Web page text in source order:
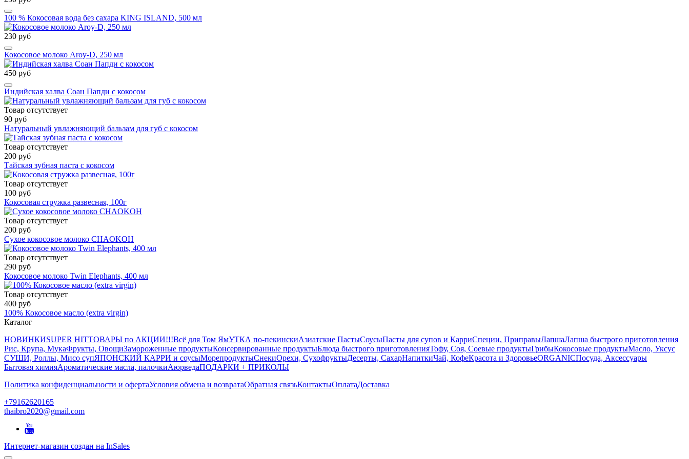
100 % Кокосовая вода без сахара KING ISLAND, 500 мл
230 руб
Кокосовое молоко Aroy-D, 250 мл
450 руб
Индийская халва Соан Папди с кокосом
Товар отсутствует
90 руб
Натуральный увлажняющий бальзам для губ с кокосом
Товар отсутствует
200 руб
Тайская зубная паста с кокосом
Товар отсутствует
100 руб
Кокосовая стружка развесная, 100г
Товар отсутствует
200 руб
Сухое кокосовое молоко CHAOKOH
Товар отсутствует
290 руб
Кокосовое молоко Twin Elephants, 400 мл
Товар отсутствует
400 руб
100% Кокосовое масло (extra virgin)
Каталог
НОВИНКИSUPER HITТОВАРЫ по АКЦИИ!!!Всё для Том ЯмУТКА по-пекинскиАзиатские ПастыСоусыПасты для супов и КарриСпеции, ПриправыЛапшаЛапша быстрого приготовления
Рис, Крупа, МукаФрукты, ОвощиЗамороженные продуктыКонсервированные продуктыБлюда быстрого приготовленияТофу, Соя, Соевые продуктыГрибыКокосовые продуктыМасло, Уксус
СУШИ, Роллы, Мисо супЯПОНСКИЙ КАРРИ и соусыМорепродуктыСнекиОрехи, СухофруктыДесерты, СахарНапиткиЧай, КофеКрасота и ЗдоровьеORGANICПосуда, Аксессуары
Бытовая химияАроматические масла, палочкиАюрведаПОДАРКИ + ПРИКОЛЫ
Политика конфиденциальности и офертаУсловия обмена и возвратаОбратная связьКонтактыОплатаДоставка
+79162620165
thaibro2020@gmail.com
Интернет-магазин создан на InSales